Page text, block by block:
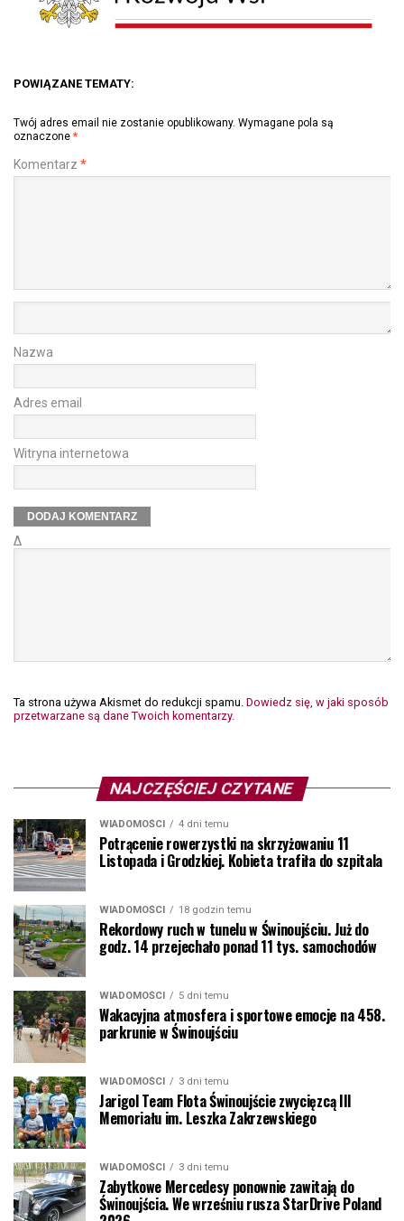
POWIĄZANE TEMATY:
Twój adres email nie zostanie opublikowany. Wymagane pola są
oznaczone *
Komentarz *
Nazwa
Adres email
Witryna internetowa
Δ
Ta strona używa Akismet do redukcji spamu. Dowiedz się, w jaki sposób
przetwarzane są dane Twoich komentarzy.
NAJCZĘŚCIEJ CZYTANE
WIADOMOŚCI 4 dni temu
Potrącenie rowerzystki na skrzyżowaniu 11
Listopada i Grodzkiej. Kobieta trafiła do szpitala
WIADOMOŚCI 18 godzin temu
Rekordowy ruch w tunelu w Świnoujściu. Już do
godz. 14 przejechało ponad 11 tys. samochodów
WIADOMOŚCI 5 dni temu
Wakacyjna atmosfera i sportowe emocje na 458.
parkrunie w Świnoujściu
WIADOMOŚCI 3 dni temu
Jarigol Team Flota Świnoujście zwycięzcą III
Memoriału im. Leszka Zakrzewskiego
WIADOMOŚCI 3 dni temu
Zabytkowe Mercedesy ponownie zawitają do
Świnoujścia. We wrześniu rusza StarDrive Poland